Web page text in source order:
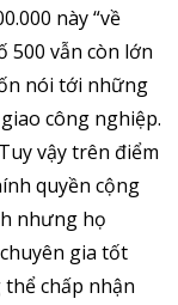
này “về
500 vẫn còn lớn
nói tới những
công nghiệp.
vậy trên điểm
quyền cộng
nhưng họ
gia tốt
chấp nhận